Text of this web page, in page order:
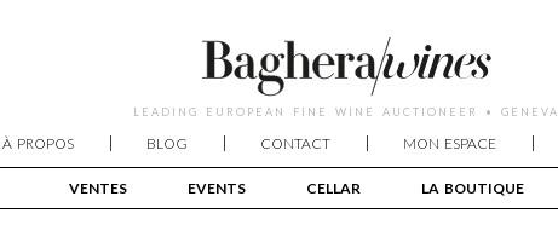
LEADING EUROPEAN FINE WINE AUCTIONEER • GENEVA
VENTES EVENTS CELLAR LA BOUTIQUE
À PROPOS BLOG CONTACT MON ESPACE